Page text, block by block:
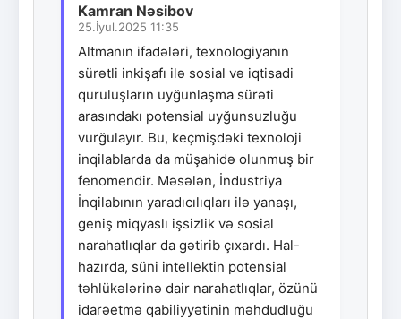
Kamran Nəsibov
25.İyul.2025 11:35
Altmanın ifadələri, texnologiyanın
sürətli inkişafı ilə sosial və iqtisadi
quruluşların uyğunlaşma sürəti
arasındakı potensial uyğunsuzluğu
vurğulayır. Bu, keçmişdəki texnoloji
inqilablarda da müşahidə olunmuş bir
fenomendir. Məsələn, İndustriya
İnqilabının yaradıcılıqları ilə yanaşı,
geniş miqyaslı işsizlik və sosial
narahatlıqlar da gətirib çıxardı. Hal-
hazırda, süni intellektin potensial
təhlükələrinə dair narahatlıqlar, özünü
idarəetmə qabiliyyətinin məhdudluğu